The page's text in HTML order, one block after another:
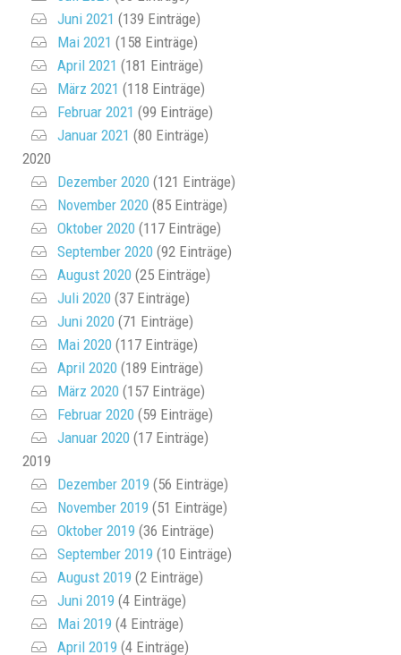
Juni 2021 (139 Einträge)
Mai 2021 (158 Einträge)
April 2021 (181 Einträge)
März 2021 (118 Einträge)
Februar 2021 (99 Einträge)
Januar 2021 (80 Einträge)
2020
Dezember 2020 (121 Einträge)
November 2020 (85 Einträge)
Oktober 2020 (117 Einträge)
September 2020 (92 Einträge)
August 2020 (25 Einträge)
Juli 2020 (37 Einträge)
Juni 2020 (71 Einträge)
Mai 2020 (117 Einträge)
April 2020 (189 Einträge)
März 2020 (157 Einträge)
Februar 2020 (59 Einträge)
Januar 2020 (17 Einträge)
2019
Dezember 2019 (56 Einträge)
November 2019 (51 Einträge)
Oktober 2019 (36 Einträge)
September 2019 (10 Einträge)
August 2019 (2 Einträge)
Juni 2019 (4 Einträge)
Mai 2019 (4 Einträge)
April 2019 (4 Einträge)